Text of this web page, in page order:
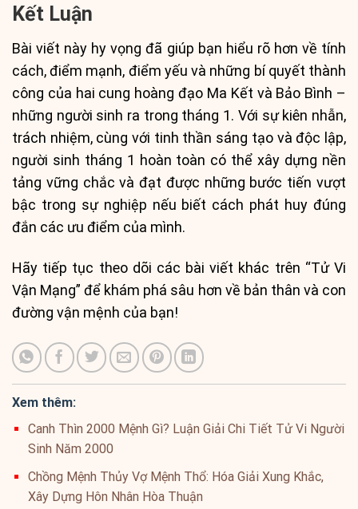
Kết Luận
Bài viết này hy vọng đã giúp bạn hiểu rõ hơn về tính
cách, điểm mạnh, điểm yếu và những bí quyết thành
công của hai cung hoàng đạo Ma Kết và Bảo Bình –
những người sinh ra trong tháng 1. Với sự kiên nhẫn,
trách nhiệm, cùng với tinh thần sáng tạo và độc lập,
người sinh tháng 1 hoàn toàn có thể xây dựng nền
tảng vững chắc và đạt được những bước tiến vượt
bậc trong sự nghiệp nếu biết cách phát huy đúng
đắn các ưu điểm của mình.
Hãy tiếp tục theo dõi các bài viết khác trên “Tử Vi
Vận Mạng” để khám phá sâu hơn về bản thân và con
đường vận mệnh của bạn!
Xem thêm:
Canh Thìn 2000 Mệnh Gì? Luận Giải Chi Tiết Tử Vi Người
Sinh Năm 2000
Chồng Mệnh Thủy Vợ Mệnh Thổ: Hóa Giải Xung Khắc,
Xây Dựng Hôn Nhân Hòa Thuận